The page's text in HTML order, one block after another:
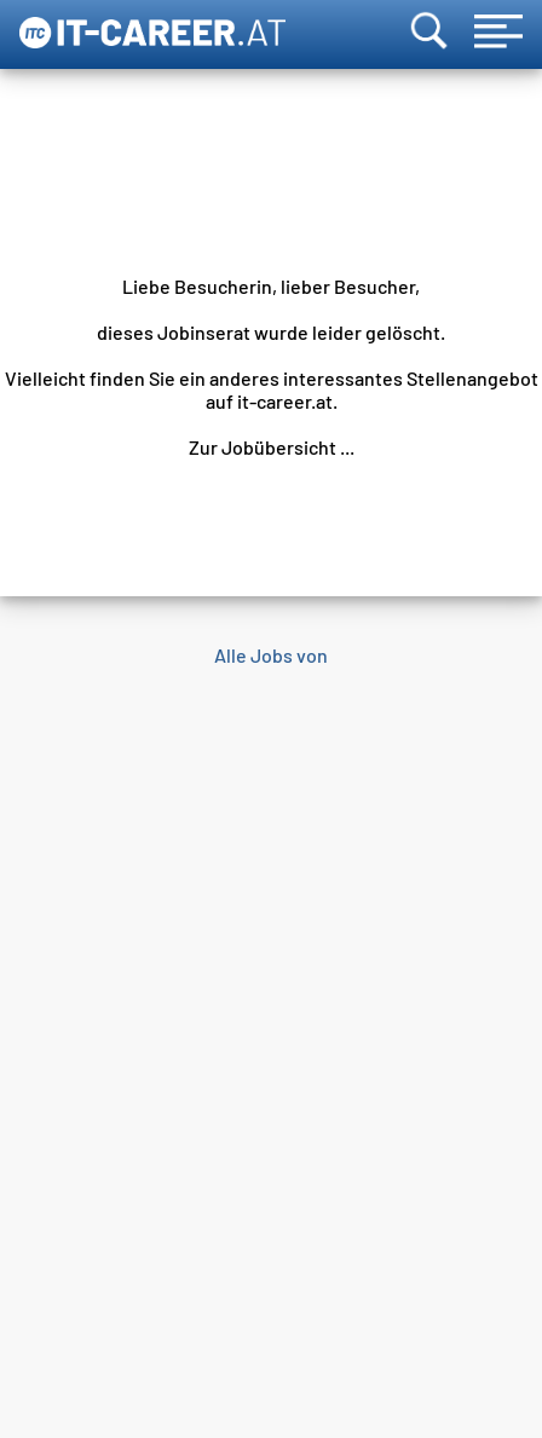
Liebe Besucherin, lieber Besucher,
dieses Jobinserat wurde leider gelöscht.
Vielleicht finden Sie ein anderes interessantes Stellenangebot
auf it-career.at.
Zur Jobübersicht ...
Alle Jobs von